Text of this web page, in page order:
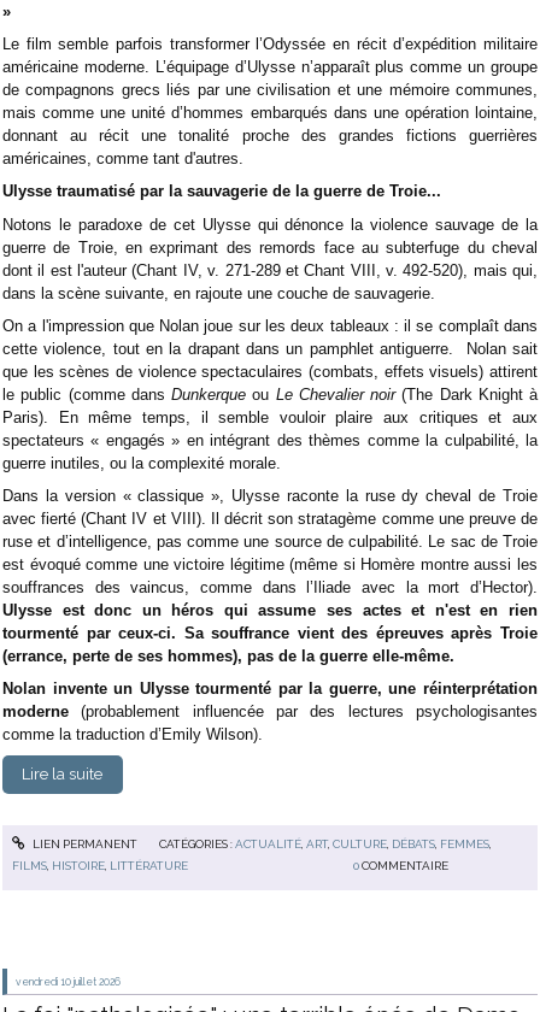
»
Le film semble parfois transformer l’Odyssée en récit d’expédition militaire
américaine moderne. L’équipage d’Ulysse n’apparaît plus comme un groupe
de compagnons grecs liés par une civilisation et une mémoire communes,
mais comme une unité d’hommes embarqués dans une opération lointaine,
donnant au récit une tonalité proche des grandes fictions guerrières
américaines, comme tant d'autres.
Ulysse traumatisé par la sauvagerie de la guerre de Troie...
Notons le paradoxe de cet Ulysse qui dénonce la violence sauvage de la
guerre de Troie, en exprimant des remords face au subterfuge du cheval
dont il est l'auteur (Chant IV, v. 271-289 et Chant VIII, v. 492-520), mais qui,
dans la scène suivante, en rajoute une couche de sauvagerie.
On a l'impression que Nolan joue sur les deux tableaux : il se complaît dans
cette violence, tout en la drapant dans un pamphlet antiguerre. Nolan sait
que les scènes de violence spectaculaires (combats, effets visuels) attirent
le public (comme dans Dunkerque ou Le Chevalier noir(The Dark Knight à
Paris). En même temps, il semble vouloir plaire aux critiques et aux
spectateurs « engagés » en intégrant des thèmes comme la culpabilité, la
guerre inutiles, ou la complexité morale.
Dans la version « classique », Ulysse raconte la ruse dy cheval de Troie
avec fierté (Chant IV et VIII). Il décrit son stratagème comme une preuve de
ruse et d’intelligence, pas comme une source de culpabilité. Le sac de Troie
est évoqué comme une victoire légitime (même si Homère montre aussi les
souffrances des vaincus, comme dans l’Iliade avec la mort d’Hector).
Ulysse est donc un héros qui assume ses actes et n'est en rien
tourmenté par ceux-ci. Sa souffrance vient des épreuves après Troie
(errance, perte de ses hommes), pas de la guerre elle-même.
Nolan invente un Ulysse tourmenté par la guerre, une réinterprétation
moderne (probablement influencée par des lectures psychologisantes
comme la traduction d’Emily Wilson).
Lire la suite
LIEN PERMANENT CATÉGORIES :ACTUALITÉ, ART, CULTURE, DÉBATS, FEMMES,
FILMS, HISTOIRE, LITTÉRATURE 0 COMMENTAIRE
vendredi 10 juillet 2026